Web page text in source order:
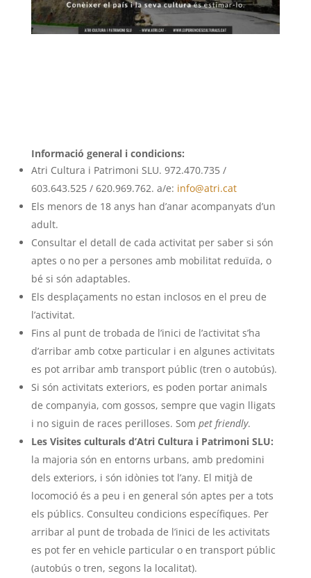
Informació general i condicions:
Atri Cultura i Patrimoni SLU. 972.470.735 /
603.643.525 / 620.969.762. a/e: info@atri.cat
Els menors de 18 anys han d’anar acompanyats d’un
adult.
Consultar el detall de cada activitat per saber si són
aptes o no per a persones amb mobilitat reduïda, o
bé si són adaptables.
Els desplaçaments no estan inclosos en el preu de
l’activitat.
Fins al punt de trobada de l’inici de l’activitat s’ha
d’arribar amb cotxe particular i en algunes activitats
es pot arribar amb transport públic (tren o autobús).
Si són activitats exteriors, es poden portar animals
de companyia, com gossos, sempre que vagin lligats
i no siguin de races perilloses. Som pet friendly.
Les Visites culturals d’Atri Cultura i Patrimoni SLU:
la majoria són en entorns urbans, amb predomini
dels exteriors, i són idònies tot l’any. El mitjà de
locomoció és a peu i en general són aptes per a tots
els públics. Consulteu condicions específiques. Per
arribar al punt de trobada de l’inici de les activitats
es pot fer en vehicle particular o en transport públic
(autobús o tren, segons la localitat).